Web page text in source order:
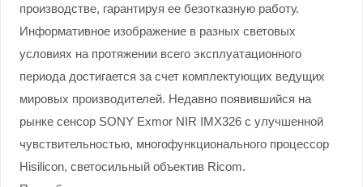
производстве, гарантируя ее безотказную работу.
Информативное изображение в разных световых
условиях на протяжении всего эксплуатационного
периода достигается за счет комплектующих ведущих
мировых производителей. Недавно появившийся на
рынке сенсор SONY Exmor NIR IMX326 с улучшенной
чувствительностью, многофункционального процессор
Hisilicon, светосильный объектив Ricom.